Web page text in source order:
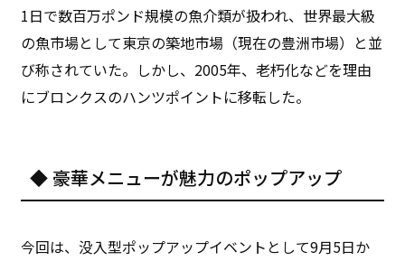
1日で数百万ポンド規模の魚介類が扱われ、世界最大級
の魚市場として東京の築地市場（現在の豊洲市場）と並
び称されていた。しかし、2005年、老朽化などを理由
にブロンクスのハンツポイントに移転した。
◆ 豪華メニューが魅力のポップアップ
今回は、没入型ポップアップイベントとして9月5日か